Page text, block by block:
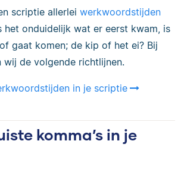
scriptie allerlei werkwoordstijden
het onduidelijk wat er eerst kwam, is
gaat komen; de kip of het ei? Bij
wij de volgende richtlijnen.
in je scriptie
komma’s in je